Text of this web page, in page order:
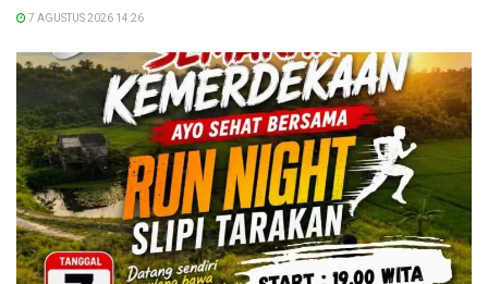
7 AGUSTUS 2026 14:26